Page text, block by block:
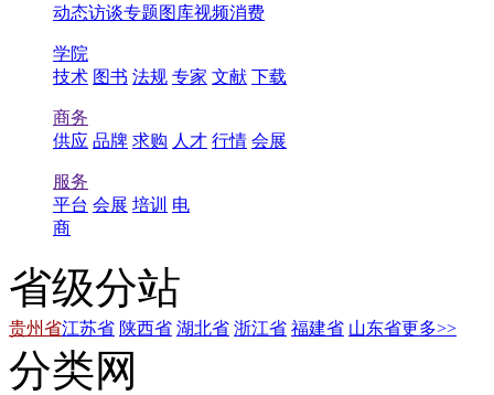
动态访谈专题图库视频消费
学院
技术 图书 法规 专家 文献 下载
商务
供应 品牌 求购 人才 行情 会展
服务
平台 会展 培训 电
商
省级分站
贵州省江苏省 陕西省 湖北省 浙江省 福建省 山东省更多>>
分类网